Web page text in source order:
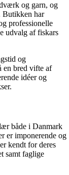
og garn, og
Butikken har
professionelle
udvalg af fiskars
og
en bred vifte af
idéer og
både i Danmark
er imponerende og
kendt for deres
samt faglige